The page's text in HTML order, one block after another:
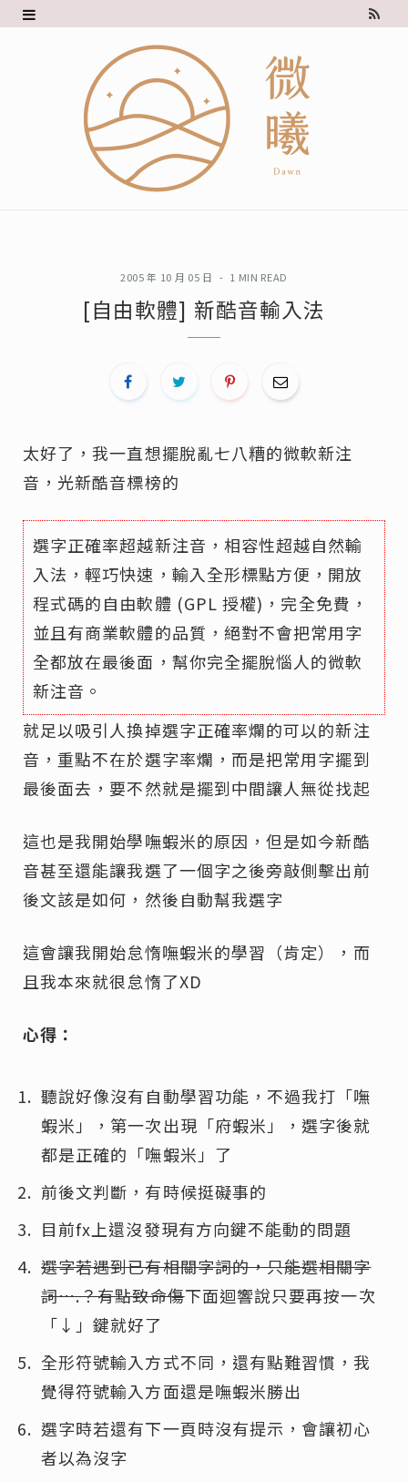
R
2005 年 10 月 05 日 1 MIN READ
[自由軟體] 新酷音輸入法
太好了，我一直想擺脫亂七八糟的微軟新注
音，光新酷音標榜的
選字正確率超越新注音，相容性超越自然輸
入法，輕巧快速，輸入全形標點方便，開放
程式碼的自由軟體 (GPL 授權)，完全免費，
並且有商業軟體的品質，絕對不會把常用字
全都放在最後面，幫你完全擺脫惱人的微軟
新注音。
就足以吸引人換掉選字正確率爛的可以的新注
音，重點不在於選字率爛，而是把常用字擺到
最後面去，要不然就是擺到中間讓人無從找起
這也是我開始學嘸蝦米的原因，但是如今新酷
音甚至還能讓我選了一個字之後旁敲側擊出前
後文該是如何，然後自動幫我選字
這會讓我開始怠惰嘸蝦米的學習（肯定），而
且我本來就很怠惰了XD
心得：
聽說好像沒有自動學習功能，不過我打「嘸
蝦米」，第一次出現「府蝦米」，選字後就
都是正確的「嘸蝦米」了
前後文判斷，有時候挺礙事的
目前fx上還沒發現有方向鍵不能動的問題
選字若遇到已有相關字詞的，只能選相關字
詞….？有點致命傷下面迴響說只要再按一次
「↓」鍵就好了
全形符號輸入方式不同，還有點難習慣，我
覺得符號輸入方面還是嘸蝦米勝出
選字時若還有下一頁時沒有提示，會讓初心
者以為沒字